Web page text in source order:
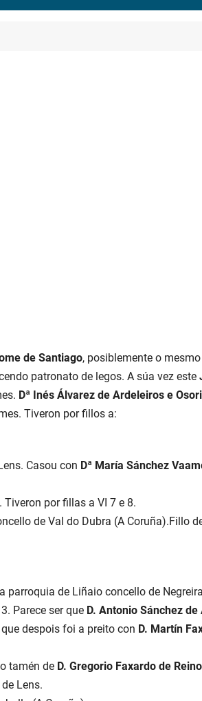
de Santiago, posiblemente o mesmo
patronato de legos. A súa vez este
Dª Inés Álvarez de Ardeleiros e
Tiveron por fillos a:
Casou con Dª María Sánchez
Tiveron por fillas a VI 7 e 8.
de Val do Dubra (A Coruña).Fillo
parroquia de Liñaio concello de
Parece ser que D. Antonio Sánchez
despois foi a preito con D. Martín
tamén de D. Gregorio Faxardo de Reino
Lens.